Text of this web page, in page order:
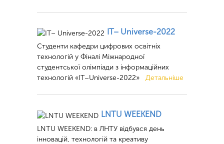
ІТ– Universe-2022
Студенти кафедри цифрових освітніх
технологій у Фіналі Міжнародної
студентської олімпіади з інформаційних
технологій «ІТ–Universe-2022» Детальніше
LNTU WEEKEND
LNTU WEEKEND: в ЛНТУ відбувся день
інновацій, технологій та креативу